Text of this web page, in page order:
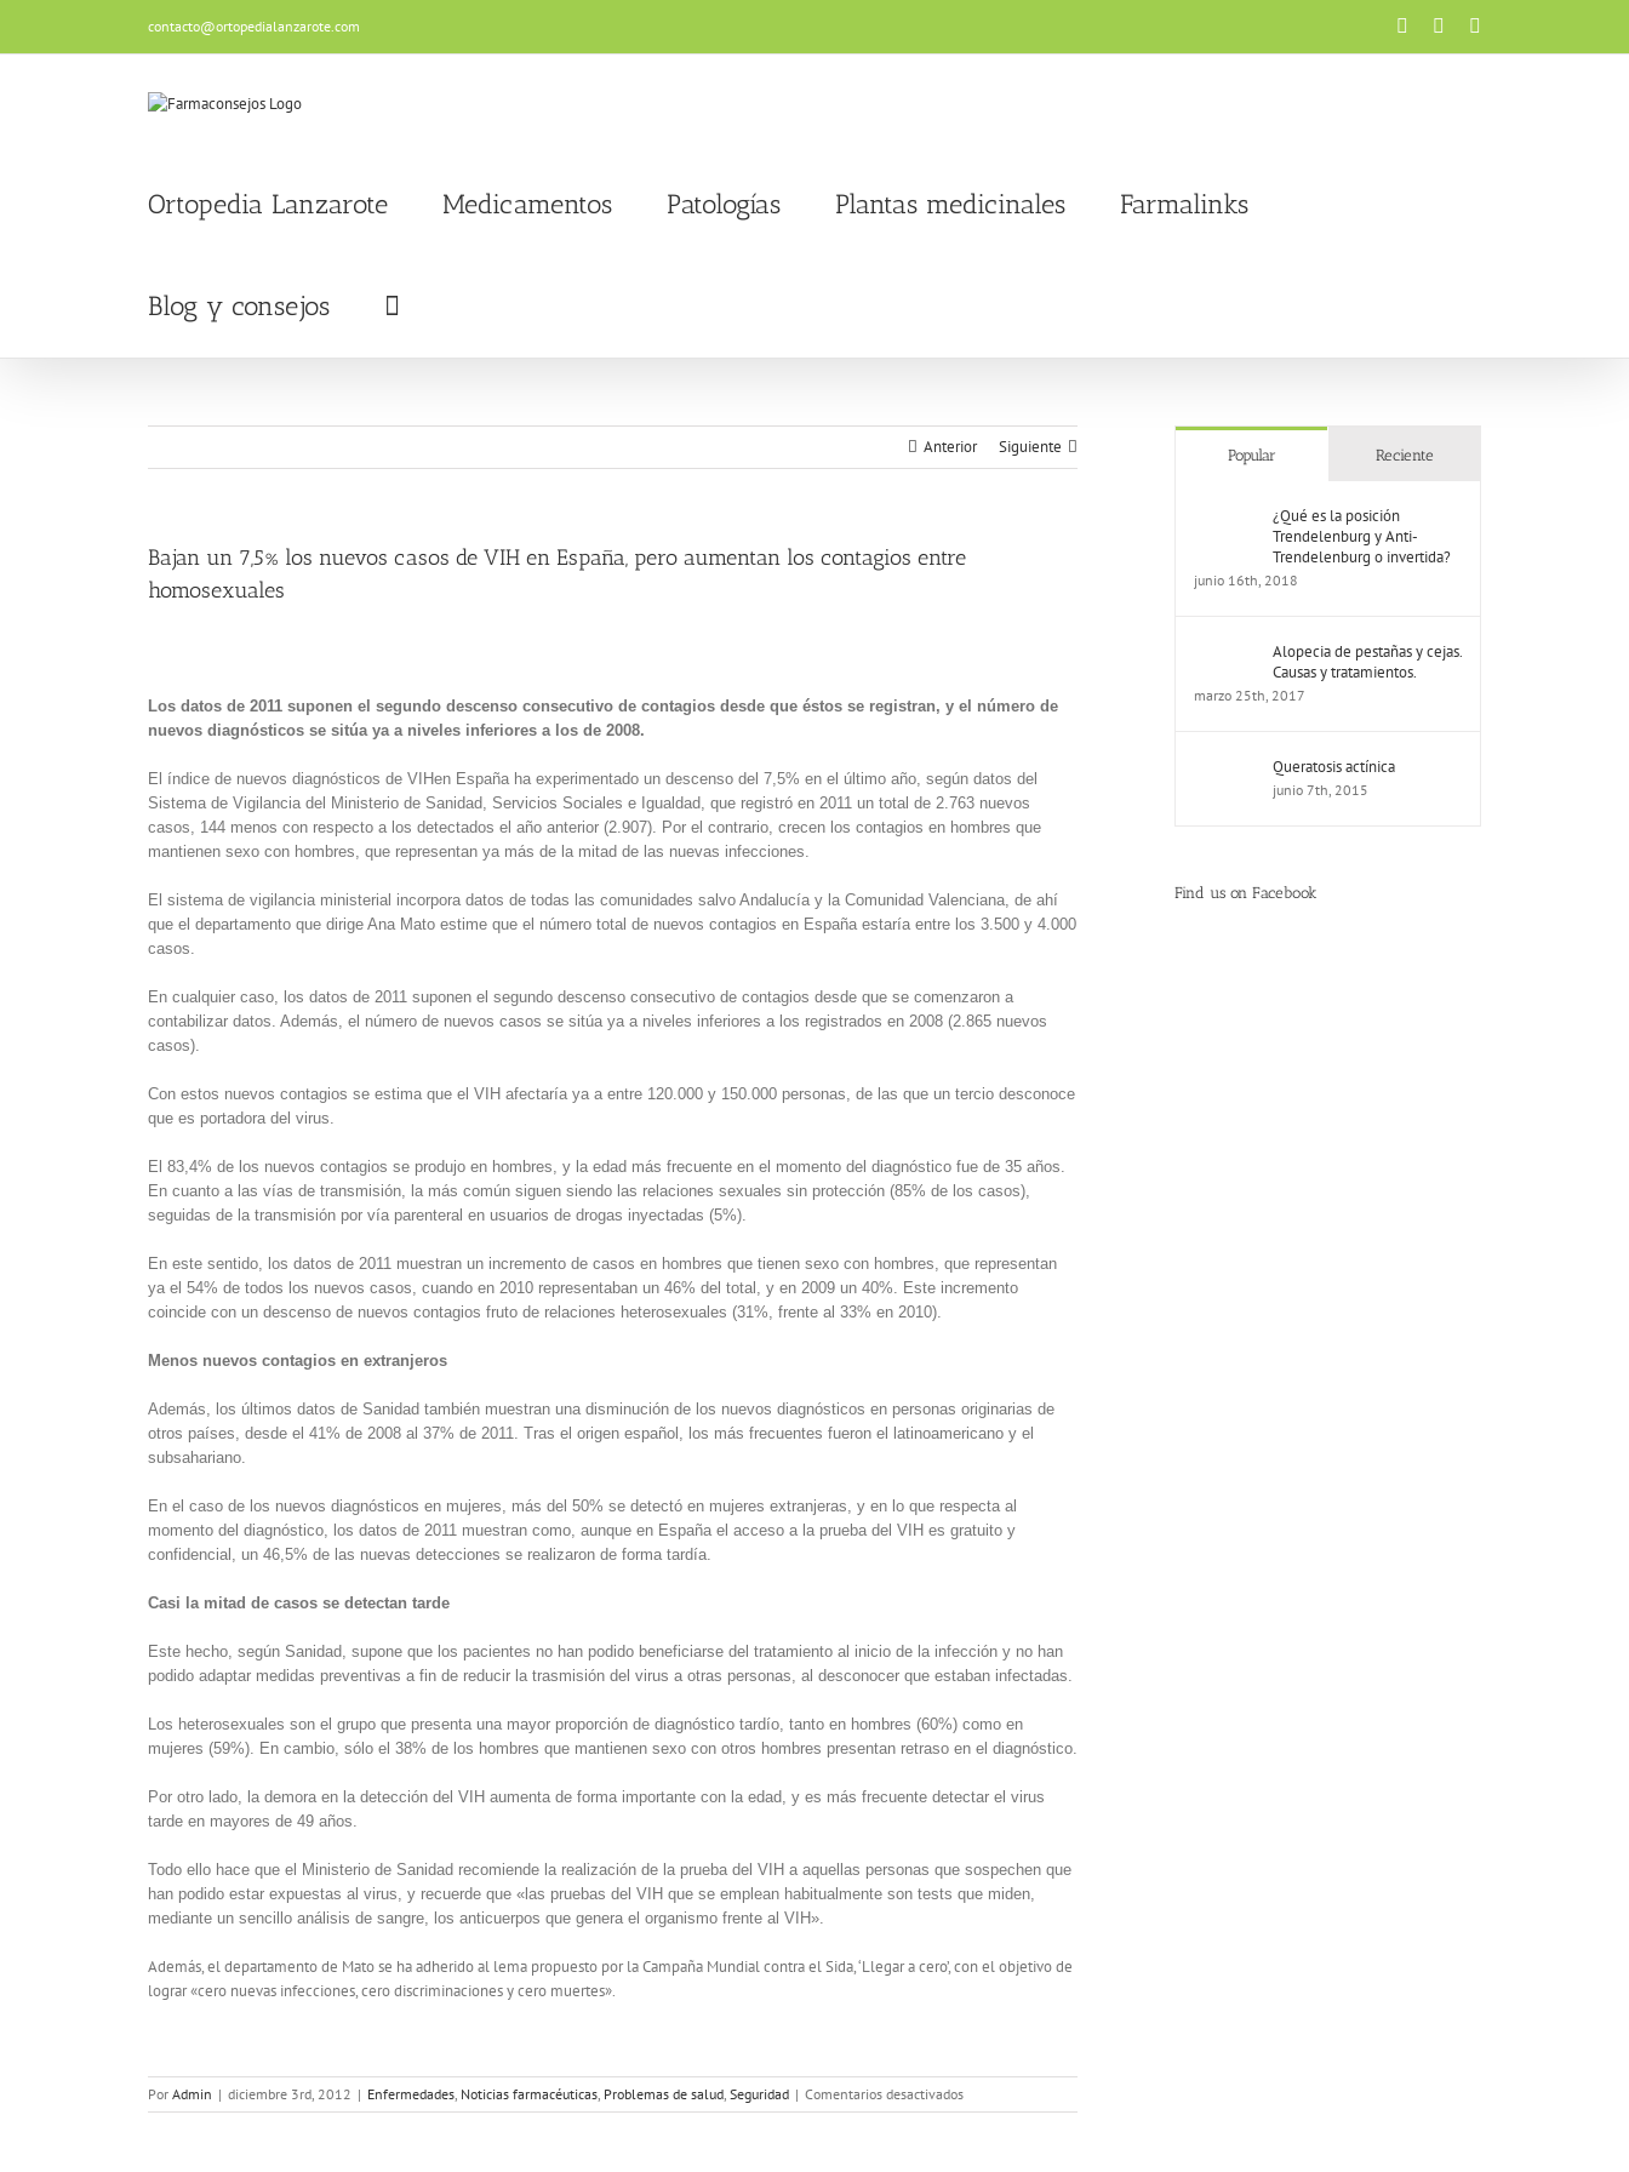
contenido
contacto@ortopedialanzarote.com Facebook
Ortopedia Lanzarote Medicamentos Patologías Plantas medicinales Farmalinks
Blog y consejos
Anterior Siguiente
Bajan un 7,5% los nuevos casos de VIH en España, pero aumentan los contagios entre
homosexuales
Los datos de 2011 suponen el segundo descenso consecutivo de contagios desde que éstos se registran, y el número de
nuevos diagnósticos se sitúa ya a niveles inferiores a los de 2008.
El índice de nuevos diagnósticos de VIHen España ha experimentado un descenso del 7,5% en el último año, según datos del
Sistema de Vigilancia del Ministerio de Sanidad, Servicios Sociales e Igualdad, que registró en 2011 un total de 2.763 nuevos
casos, 144 menos con respecto a los detectados el año anterior (2.907). Por el contrario, crecen los contagios en hombres que
mantienen sexo con hombres, que representan ya más de la mitad de las nuevas infecciones.
El sistema de vigilancia ministerial incorpora datos de todas las comunidades salvo Andalucía y la Comunidad Valenciana, de ahí
que el departamento que dirige Ana Mato estime que el número total de nuevos contagios en España estaría entre los 3.500 y 4.000
casos.
En cualquier caso, los datos de 2011 suponen el segundo descenso consecutivo de contagios desde que se comenzaron a
contabilizar datos. Además, el número de nuevos casos se sitúa ya a niveles inferiores a los registrados en 2008 (2.865 nuevos
casos).
Con estos nuevos contagios se estima que el VIH afectaría ya a entre 120.000 y 150.000 personas, de las que un tercio desconoce
que es portadora del virus.
El 83,4% de los nuevos contagios se produjo en hombres, y la edad más frecuente en el momento del diagnóstico fue de 35 años.
En cuanto a las vías de transmisión, la más común siguen siendo las relaciones sexuales sin protección (85% de los casos),
seguidas de la transmisión por vía parenteral en usuarios de drogas inyectadas (5%).
En este sentido, los datos de 2011 muestran un incremento de casos en hombres que tienen sexo con hombres, que representan
ya el 54% de todos los nuevos casos, cuando en 2010 representaban un 46% del total, y en 2009 un 40%. Este incremento
coincide con un descenso de nuevos contagios fruto de relaciones heterosexuales (31%, frente al 33% en 2010).
Menos nuevos contagios en extranjeros
Además, los últimos datos de Sanidad también muestran una disminución de los nuevos diagnósticos en personas originarias de
otros países, desde el 41% de 2008 al 37% de 2011. Tras el origen español, los más frecuentes fueron el latinoamericano y el
subsahariano.
En el caso de los nuevos diagnósticos en mujeres, más del 50% se detectó en mujeres extranjeras, y en lo que respecta al
momento del diagnóstico, los datos de 2011 muestran como, aunque en España el acceso a la prueba del VIH es gratuito y
confidencial, un 46,5% de las nuevas detecciones se realizaron de forma tardía.
Casi la mitad de casos se detectan tarde
Este hecho, según Sanidad, supone que los pacientes no han podido beneficiarse del tratamiento al inicio de la infección y no han
podido adaptar medidas preventivas a fin de reducir la trasmisión del virus a otras personas, al desconocer que estaban infectadas.
Los heterosexuales son el grupo que presenta una mayor proporción de diagnóstico tardío, tanto en hombres (60%) como en
mujeres (59%). En cambio, sólo el 38% de los hombres que mantienen sexo con otros hombres presentan retraso en el diagnóstico.
Por otro lado, la demora en la detección del VIH aumenta de forma importante con la edad, y es más frecuente detectar el virus
tarde en mayores de 49 años.
Todo ello hace que el Ministerio de Sanidad recomiende la realización de la prueba del VIH a aquellas personas que sospechen que
han podido estar expuestas al virus, y recuerde que «las pruebas del VIH que se emplean habitualmente son tests que miden,
mediante un sencillo análisis de sangre, los anticuerpos que genera el organismo frente al VIH».
Además, el departamento de Mato se ha adherido al lema propuesto por la Campaña Mundial contra el Sida, ‘Llegar a cero’, con el objetivo de
lograr «cero nuevas infecciones, cero discriminaciones y cero muertes».
Por Admin | diciembre 3rd, 2012 | Enfermedades, Noticias farmacéuticas, Problemas de salud, Seguridad | Comentarios desactivadosen
Bajan
Popular Reciente
¿Qué es la posición
Trendelenburg y Anti-
Trendelenburg o invertida?
junio 16th, 2018
Alopecia de pestañas y cejas.
Causas y tratamientos.
marzo 25th, 2017
Queratosis actínica
junio 7th, 2015
Find us on Facebook